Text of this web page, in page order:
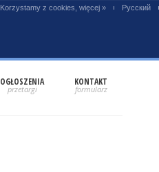
Korzystamy z cookies, więcej » Русский
OGŁOSZENIA KONTAKT